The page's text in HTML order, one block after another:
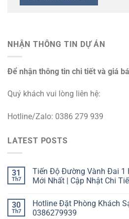
NHẬN THÔNG TIN DỰ ÁN
Để nhận thông tin chi tiết và giá
Quý khách vui lòng liên hệ:
Hotline/Zalo: 0386 279 939
LATEST POSTS
31
Th7
Tiến Độ Đường Vành Đai 1
Mới Nhất | Cập Nhật Chi
30
Th7
Hotline Đặt Phòng Khách
0386279939